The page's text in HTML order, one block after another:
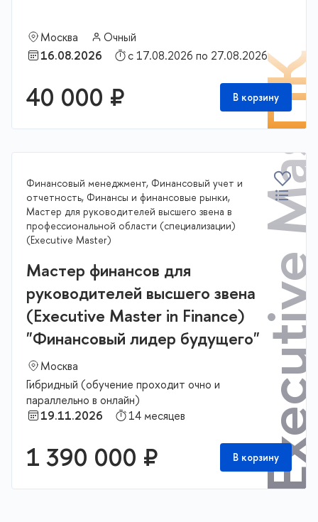
Москва
Очный
16.08.2026
с 17.08.2026 по 27.08.2026
40 000 ₽ В корзину
Финансовый менеджмент, Финансовый учет и
отчетность, Финансы и финансовые рынки,
Мастер для руководителей высшего звена в
профессиональной области (специализации)
(Executive Master)
Мастер финансов для
руководителей высшего звена
(Executive Master in Finance)
"Финансовый лидер будущего"
Москва
Гибридный (обучение проходит очно и
параллельно в онлайн)
19.11.2026
14 месяцев
1 390 000 ₽ В корзину